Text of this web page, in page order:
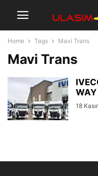
Home Tags Mavi Trans
Mavi Trans
18